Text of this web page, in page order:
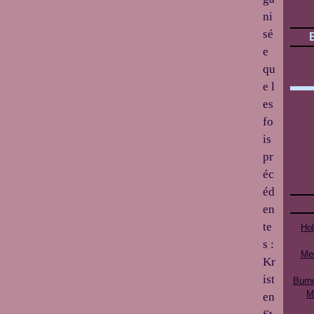
ni
sé
e
qu
e l
es
fo
is
pr
éc
éd
en
te
s :
Kr
ist
en